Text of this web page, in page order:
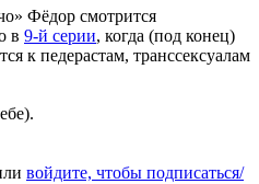
Фёдор смотрится
в 9-й серии, когда (под конец)
к педерастам, транссексуалам
войдите, чтобы подписаться/